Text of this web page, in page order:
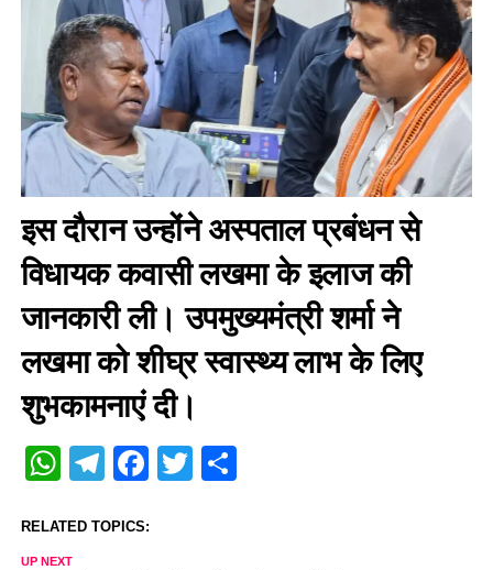
इस दौरान उन्होंने अस्पताल प्रबंधन से
विधायक कवासी लखमा के इलाज की
जानकारी ली। उपमुख्यमंत्री शर्मा ने
लखमा को शीघ्र स्वास्थ्य लाभ के लिए
शुभकामनाएं दी।
WhatsApp
Telegram
Facebook
Twitter
Share
RELATED TOPICS:
UP NEXT